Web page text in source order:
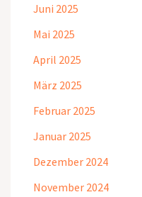
Juni 2025
Mai 2025
April 2025
März 2025
Februar 2025
Januar 2025
Dezember 2024
November 2024